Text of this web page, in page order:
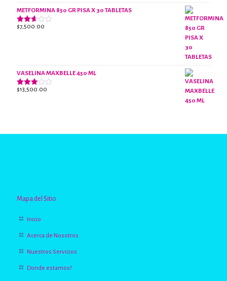
2.40
de 5
METFORMINA 850 GR PISA X 30 TABLETAS
Valorado
$7,500.00
VASELINA MAXBELLE 450 ML
Valorado
$13,500.00
Mapa del Sitio
Inicio
Acerca de Nosotros
Nuestros Servicios
Donde estamos?